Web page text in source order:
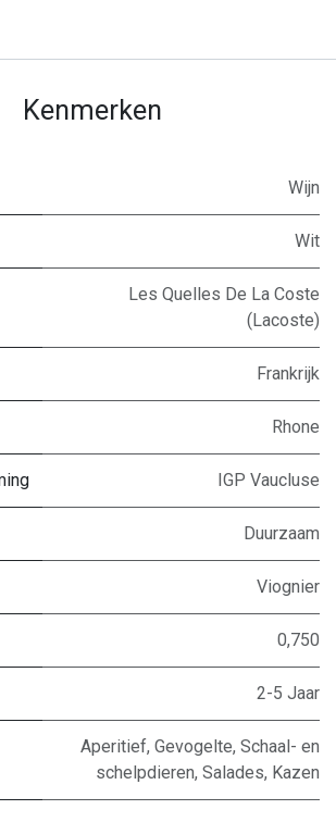
Kenmerken
Wijn
Wit
Les Quelles De La Coste
(Lacoste)
Frankrijk
Rhone
IGP Vaucluse
Duurzaam
Viognier
0,750
2-5 Jaar
Aperitief, Gevogelte, Schaal- en
schelpdieren, Salades, Kazen